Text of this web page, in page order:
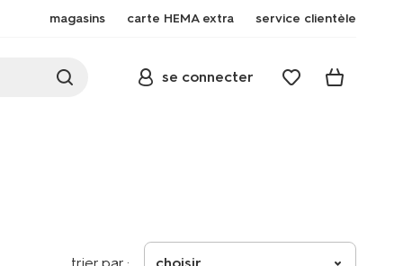
magasins carte HEMA extra service clientèle
se connecter